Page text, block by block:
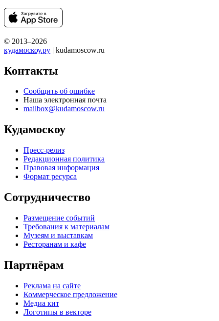
© 2013–2026
кудамоскоу.ру | kudamoscow.ru
Контакты
Сообщить об ошибке
Наша электронная почта
mailbox@kudamoscow.ru
Кудамоскоу
Пресс-релиз
Редакционная политика
Правовая информация
Формат ресурса
Сотрудничество
Размещение событий
Требования к материалам
Музеям и выставкам
Ресторанам и кафе
Партнёрам
Реклама на сайте
Коммерческое предложение
Медиа кит
Логотипы в векторе